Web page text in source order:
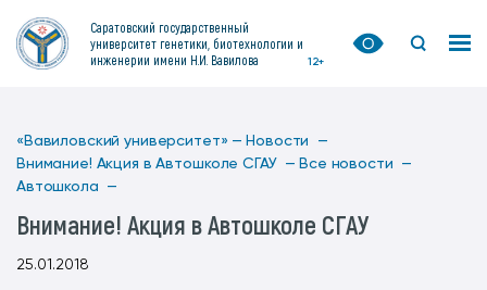
Саратовский государственный
университет генетики, биотехнологии и
инженерии имени Н.И. Вавилова
12+
«Вавиловский университет» — Новости —
Внимание! Акция в Автошколе СГАУ — Все новости —
Автошкола —
Внимание! Акция в Автошколе СГАУ
25.01.2018